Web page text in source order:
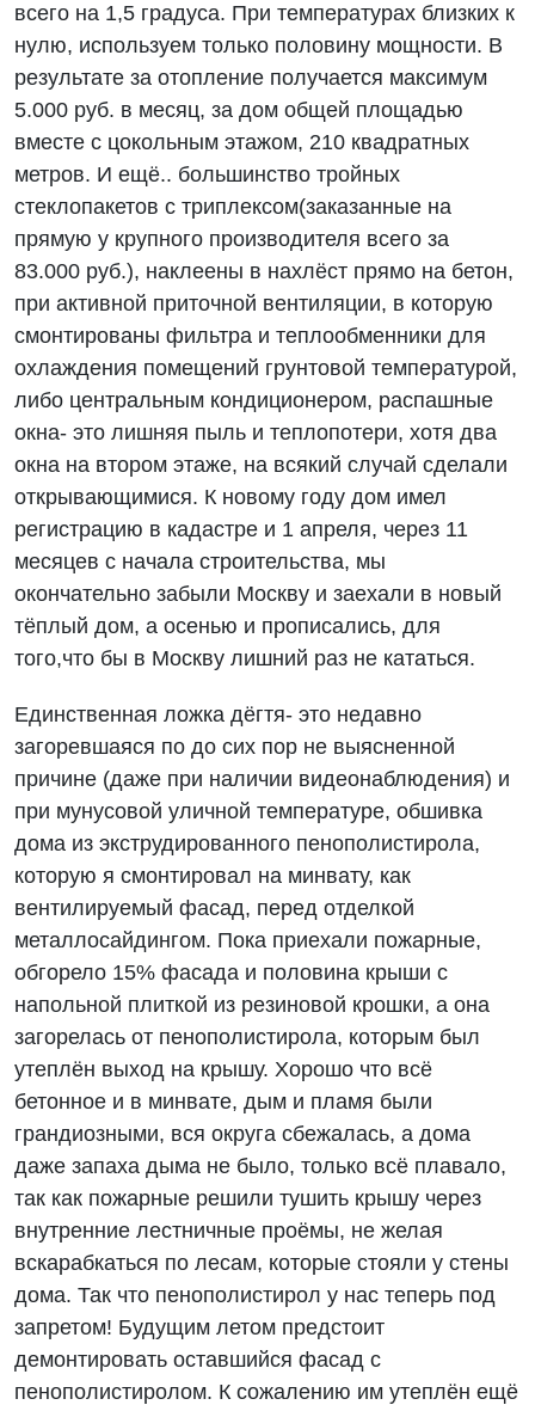
всего на 1,5 градуса. При температурах близких к
нулю, используем только половину мощности. В
результате за отопление получается максимум
5.000 руб. в месяц, за дом общей площадью
вместе с цокольным этажом, 210 квадратных
метров. И ещё.. большинство тройных
стеклопакетов с триплексом(заказанные на
прямую у крупного производителя всего за
83.000 руб.), наклеены в нахлёст прямо на бетон,
при активной приточной вентиляции, в которую
смонтированы фильтра и теплообменники для
охлаждения помещений грунтовой температурой,
либо центральным кондиционером, распашные
окна- это лишняя пыль и теплопотери, хотя два
окна на втором этаже, на всякий случай сделали
открывающимися. К новому году дом имел
регистрацию в кадастре и 1 апреля, через 11
месяцев с начала строительства, мы
окончательно забыли Москву и заехали в новый
тёплый дом, а осенью и прописались, для
того,что бы в Москву лишний раз не кататься.
Единственная ложка дёгтя- это недавно
загоревшаяся по до сих пор не выясненной
причине (даже при наличии видеонаблюдения) и
при мунусовой уличной температуре, обшивка
дома из экструдированного пенополистирола,
которую я смонтировал на минвату, как
вентилируемый фасад, перед отделкой
металлосайдингом. Пока приехали пожарные,
обгорело 15% фасада и половина крыши с
напольной плиткой из резиновой крошки, а она
загорелась от пенополистирола, которым был
утеплён выход на крышу. Хорошо что всё
бетонное и в минвате, дым и пламя были
грандиозными, вся округа сбежалась, а дома
даже запаха дыма не было, только всё плавало,
так как пожарные решили тушить крышу через
внутренние лестничные проёмы, не желая
вскарабкаться по лесам, которые стояли у стены
дома. Так что пенополистирол у нас теперь под
запретом! Будущим летом предстоит
демонтировать оставшийся фасад с
пенополистиролом. К сожалению им утеплён ещё